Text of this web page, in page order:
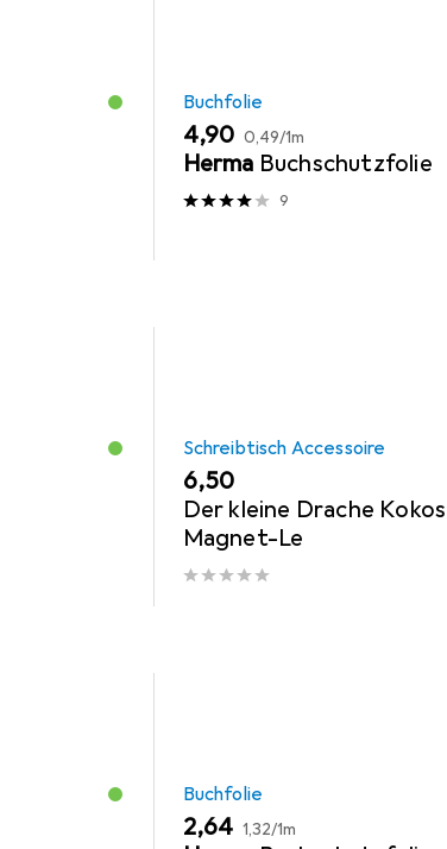
Buchfolie
EUR
4,90 EUR
0,49/1m
Herma Buchschutzfolie
9
Schreibtisch Accessoire
EUR
6,50
Der kleine Drache
Magnet-Le
Buchfolie
EUR
2,64 EUR
1,32/1m